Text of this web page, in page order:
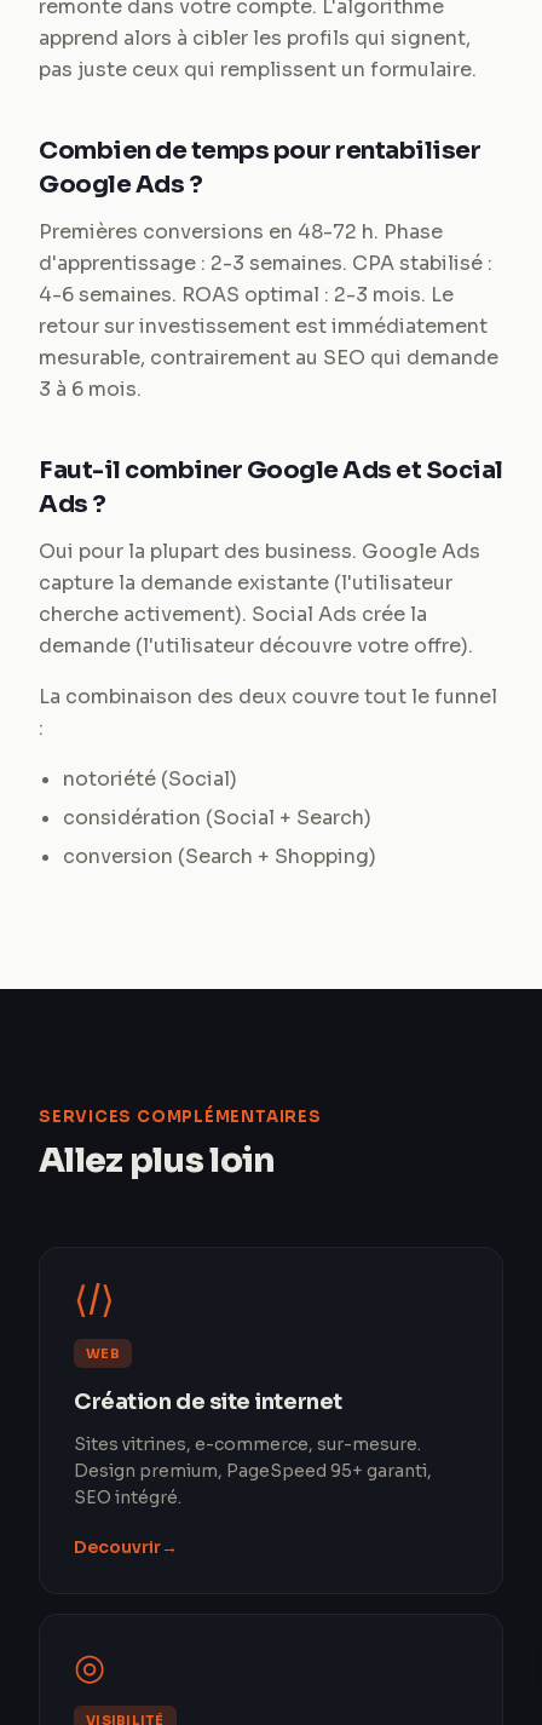
remonte dans votre compte. L'algorithme
apprend alors à cibler les profils qui signent,
pas juste ceux qui remplissent un formulaire.
Combien de temps pour rentabiliser
Google Ads ?
Premières conversions en 48-72 h. Phase
d'apprentissage : 2-3 semaines. CPA stabilisé :
4-6 semaines. ROAS optimal : 2-3 mois. Le
retour sur investissement est immédiatement
mesurable, contrairement au SEO qui demande
3 à 6 mois.
Faut-il combiner Google Ads et Social
Ads ?
Oui pour la plupart des business. Google Ads
capture la demande existante (l'utilisateur
cherche activement). Social Ads crée la
demande (l'utilisateur découvre votre offre).
La combinaison des deux couvre tout le funnel
:
notoriété (Social)
considération (Social + Search)
conversion (Search + Shopping)
SERVICES COMPLÉMENTAIRES
Allez plus loin
⟨/⟩
WEB
Création de site internet
Sites vitrines, e-commerce, sur-mesure.
Design premium, PageSpeed 95+ garanti,
SEO intégré.
Decouvrir→
◎
VISIBILITÉ